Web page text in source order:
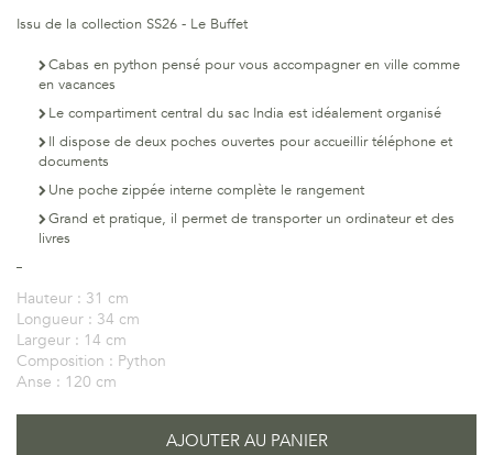
Issu de la collection SS26 - Le Buffet
Cabas en python pensé pour vous accompagner en ville comme
en vacances
Le compartiment central du sac India est idéalement organisé
Il dispose de deux poches ouvertes pour accueillir téléphone et
documents
Une poche zippée interne complète le rangement
Grand et pratique, il permet de transporter un ordinateur et des
livres
Hauteur : 31 cm
Longueur : 34 cm
Largeur : 14 cm
Composition : Python
Anse : 120 cm
AJOUTER AU PANIER